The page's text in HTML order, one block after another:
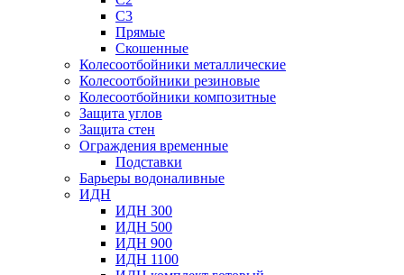
С3
Прямые
Скошенные
Колесоотбойники металлические
Колесоотбойники резиновые
Колесоотбойники композитные
Защита углов
Защита стен
Ограждения временные
Подставки
Барьеры водоналивные
ИДН
ИДН 300
ИДН 500
ИДН 900
ИДН 1100